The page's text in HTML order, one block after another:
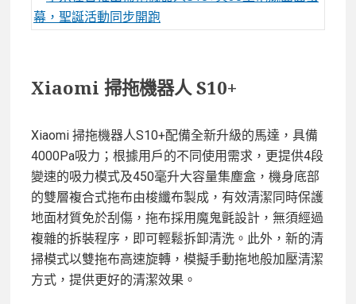
Xiaomi 掃拖機器人 S10+
Xiaomi 掃拖機器人S10+配備全新升級的馬達，具備
4000Pa吸力；根據用戶的不同使用需求，更提供4段
變速的吸力模式及450毫升大容量集塵盒，機身底部
的雙層複合式拖布由梭纖布製成，有效清潔同時保護
地面材質免於刮傷，拖布採用魔鬼氈設計，無須經過
複雜的拆裝程序，即可輕鬆拆卸清洗。此外，新的清
掃模式以雙拖布高速旋轉，模擬手動拖地般加壓清潔
方式，提供更好的清潔效果。